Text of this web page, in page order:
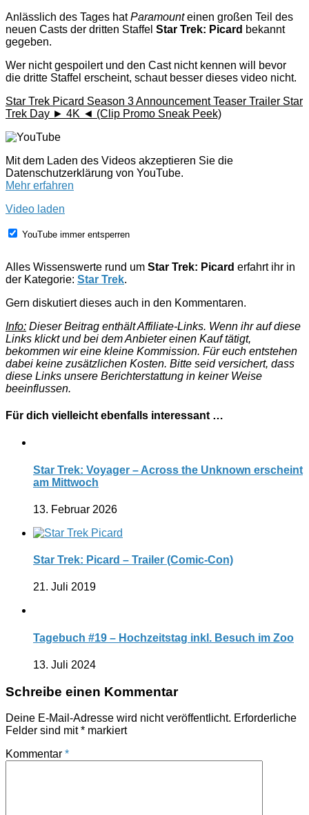
Anlässlich des Tages hatParamounteinen großen Teil des
neuen Casts der dritten Staffel Star Trek: Picard bekannt
gegeben.
Wer nicht gespoilert und den Cast nicht kennen will bevor
die dritte Staffel erscheint, schaut besser dieses video nicht.
Star Trek Picard Season 3 Announcement Teaser Trailer Star
Trek Day ► 4K ◄ (Clip Promo Sneak Peek)
Mit dem Laden des Videos akzeptieren Sie die
Datenschutzerklärung von YouTube.
Mehr erfahren
Video laden
YouTube immer entsperren
Alles Wissenswerte rund um Star Trek: Picard erfahrt ihr in
der Kategorie: Star Trek.
Gern diskutiert dieses auch in den Kommentaren.
Info: Dieser Beitrag enthält Affiliate-Links. Wenn ihr auf diese
Links klickt und bei dem Anbieter einen Kauf tätigt,
bekommen wir eine kleine Kommission. Für euch entstehen
dabei keine zusätzlichen Kosten. Bitte seid versichert, dass
diese Links unsere Berichterstattung in keiner Weise
beeinflussen.
Für dich vielleicht ebenfalls interessant …
Star Trek: Voyager – Across the Unknown erscheint
am Mittwoch
13. Februar 2026
Star Trek: Picard – Trailer (Comic-Con)
21. Juli 2019
Tagebuch #19 – Hochzeitstag inkl. Besuch im Zoo
13. Juli 2024
Schreibe einen Kommentar
Deine E-Mail-Adresse wird nicht veröffentlicht. Erforderliche
Felder sind mit* markiert
Kommentar *